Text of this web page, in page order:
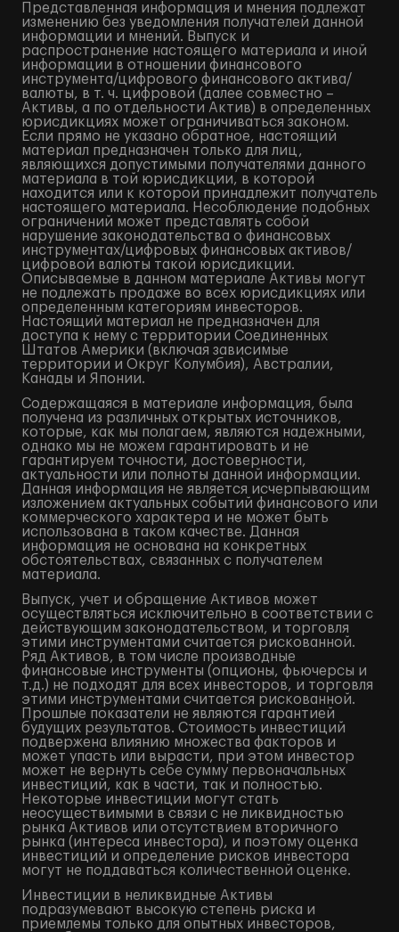
Представленная информация и мнения подлежат
изменению без уведомления получателей данной
информации и мнений. Выпуск и
распространение настоящего материала и иной
информации в отношении финансового
инструмента/цифрового финансового актива/
валюты, в т. ч. цифровой (далее совместно –
Активы, а по отдельности Актив) в определенных
юрисдикциях может ограничиваться законом.
Если прямо не указано обратное, настоящий
материал предназначен только для лиц,
являющихся допустимыми получателями данного
материала в той юрисдикции, в которой
находится или к которой принадлежит получатель
настоящего материала. Несоблюдение подобных
ограничений может представлять собой
нарушение законодательства о финансовых
инструментах/цифровых финансовых активов/
цифровой валюты такой юрисдикции.
Описываемые в данном материале Активы могут
не подлежать продаже во всех юрисдикциях или
определенным категориям инвесторов.
Настоящий материал не предназначен для
доступа к нему с территории Соединенных
Штатов Америки (включая зависимые
территории и Округ Колумбия), Австралии,
Канады и Японии.
Содержащаяся в материале информация, была
получена из различных открытых источников,
которые, как мы полагаем, являются надежными,
однако мы не можем гарантировать и не
гарантируем точности, достоверности,
актуальности или полноты данной информации.
Данная информация не является исчерпывающим
изложением актуальных событий финансового или
коммерческого характера и не может быть
использована в таком качестве. Данная
информация не основана на конкретных
обстоятельствах, связанных с получателем
материала.
Выпуск, учет и обращение Активов может
осуществляться исключительно в соответствии с
действующим законодательством, и торговля
этими инструментами считается рискованной.
Ряд Активов, в том числе производные
финансовые инструменты (опционы, фьючерсы и
т.д.) не подходят для всех инвесторов, и торговля
этими инструментами считается рискованной.
Прошлые показатели не являются гарантией
будущих результатов. Стоимость инвестиций
подвержена влиянию множества факторов и
может упасть или вырасти, при этом инвестор
может не вернуть себе сумму первоначальных
инвестиций, как в части, так и полностью.
Некоторые инвестиции могут стать
неосуществимыми в связи с не ликвидностью
рынка Активов или отсутствием вторичного
рынка (интереса инвестора), и поэтому оценка
инвестиций и определение рисков инвестора
могут не поддаваться количественной оценке.
Инвестиции в неликвидные Активы
подразумевают высокую степень риска и
приемлемы только для опытных инвесторов,